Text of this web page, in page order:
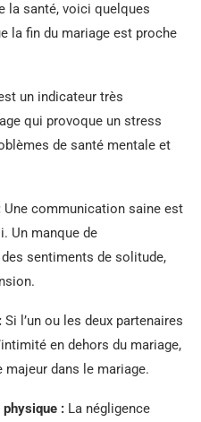
la santé, voici quelques
la fin du mariage est proche
un indicateur très
qui provoque un stress
de santé mentale et
Une communication saine est
Un manque de
sentiments de solitude,
Si l’un ou les deux partenaires
en dehors du mariage,
dans le mariage.
: La négligence